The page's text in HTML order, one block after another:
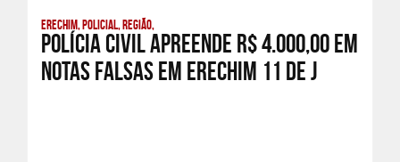
Erechim, Policial, Região,
Polícia Civil apreende R$ 4.000,00 em
notas falsas em Erechim 11 de j